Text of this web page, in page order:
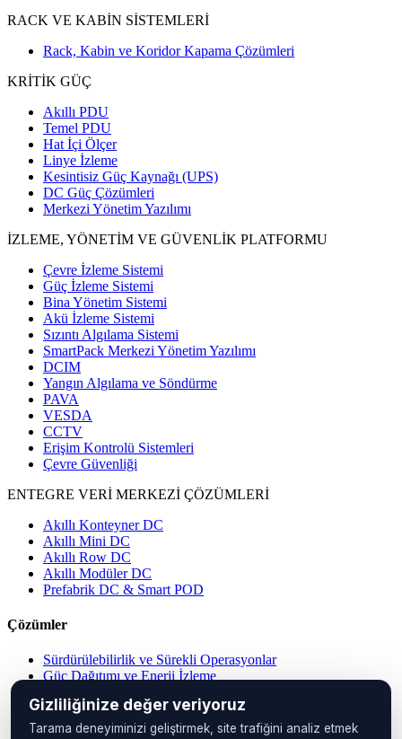
RACK VE KABİN SİSTEMLERİ
Rack, Kabin ve Koridor Kapama Çözümleri
KRİTİK GÜÇ
Akıllı PDU
Temel PDU
Hat İçi Ölçer
Linye İzleme
Kesintisiz Güç Kaynağı (UPS)
DC Güç Çözümleri
Merkezi Yönetim Yazılımı
İZLEME, YÖNETİM VE GÜVENLİK PLATFORMU
Çevre İzleme Sistemi
Güç İzleme Sistemi
Bina Yönetim Sistemi
Akü İzleme Sistemi
Sızıntı Algılama Sistemi
SmartPack Merkezi Yönetim Yazılımı
DCIM
Yangın Algılama ve Söndürme
PAVA
VESDA
CCTV
Erişim Kontrolü Sistemleri
Çevre Güvenliği
ENTEGRE VERİ MERKEZİ ÇÖZÜMLERİ
Akıllı Konteyner DC
Akıllı Mini DC
Akıllı Row DC
Akıllı Modüler DC
Prefabrik DC & Smart POD
Çözümler
Sürdürülebilirlik ve Sürekli Operasyonlar
Güç Dağıtımı ve Enerji İzleme
Veri Merkezi Çözümleri
IP PDU Çözümleri
Gizliliğinize değer veriyoruz
Tarama deneyiminizi geliştirmek, site trafiğini analiz etmek